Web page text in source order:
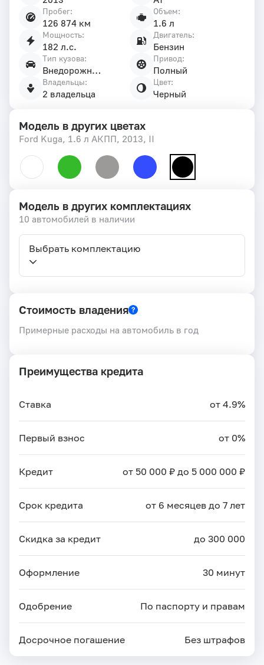
Пробег:
126 874 км
Объем:
1.6 л
Мощность:
182 л.с.
Двигатель:
Бензин
Тип кузова:
Внедорожник 5 дв.
Привод:
Полный
Владельцы:
2 владельца
Цвет:
Черный
Модель в других цветах
Ford Kuga, 1.6 л АКПП, 2013, II
Модель в других комплектациях
10 автомобилей в наличии
Выбрать комплектацию
Стоимость владения
Примерные расходы на автомобиль в год
Преимущества кредита
Ставка от 4.9%
Первый взнос от 0%
Кредит от 50 000 ₽ до 5 000 000 ₽
Срок кредита от 6 месяцев до 7 лет
Скидка за кредит до 300 000
Оформление 30 минут
Одобрение По паспорту и правам
Досрочное погашение Без штрафов